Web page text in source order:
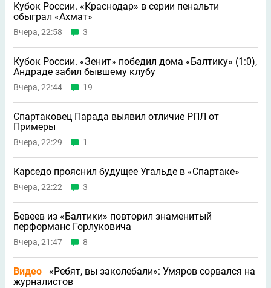
Кубок России. «Краснодар» в серии пенальти
обыграл «Ахмат»
Вчера, 22:58 3
Кубок России. «Зенит» победил дома «Балтику» (1:0),
Андраде забил бывшему клубу
Вчера, 22:44 19
Спартаковец Парада выявил отличие РПЛ от
Примеры
Вчера, 22:29 1
Карседо прояснил будущее Угальде в «Спартаке»
Вчера, 22:22 3
Бевеев из «Балтики» повторил знаменитый
перформанс Горлуковича
Вчера, 21:47 8
Видео
«Ребят, вы заколебали»: Умяров сорвался на
журналистов